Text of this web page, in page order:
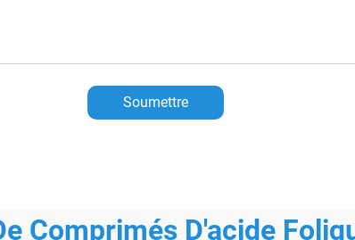
Soumettre
Comprimés D'acide